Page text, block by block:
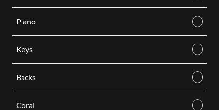
Piano
Keys
Backs
Coral